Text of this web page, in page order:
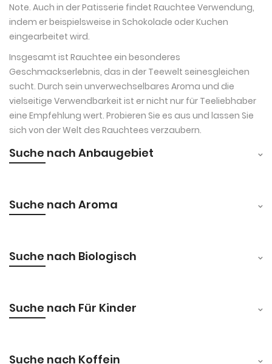
Note. Auch in der Patisserie findet Rauchtee Verwendung,
indem er beispielsweise in Schokolade oder Kuchen
eingearbeitet wird.
Insgesamt ist Rauchtee ein besonderes
Geschmackserlebnis, das in der Teewelt seinesgleichen
sucht. Durch sein unverwechselbares Aroma und die
vielseitige Verwendbarkeit ist er nicht nur für Teeliebhaber
eine Empfehlung wert. Probieren Sie es aus und lassen Sie
sich von der Welt des Rauchtees verzaubern.
Suche nach Anbaugebiet
Suche nach Aroma
Suche nach Biologisch
Suche nach Für Kinder
Suche nach Koffein